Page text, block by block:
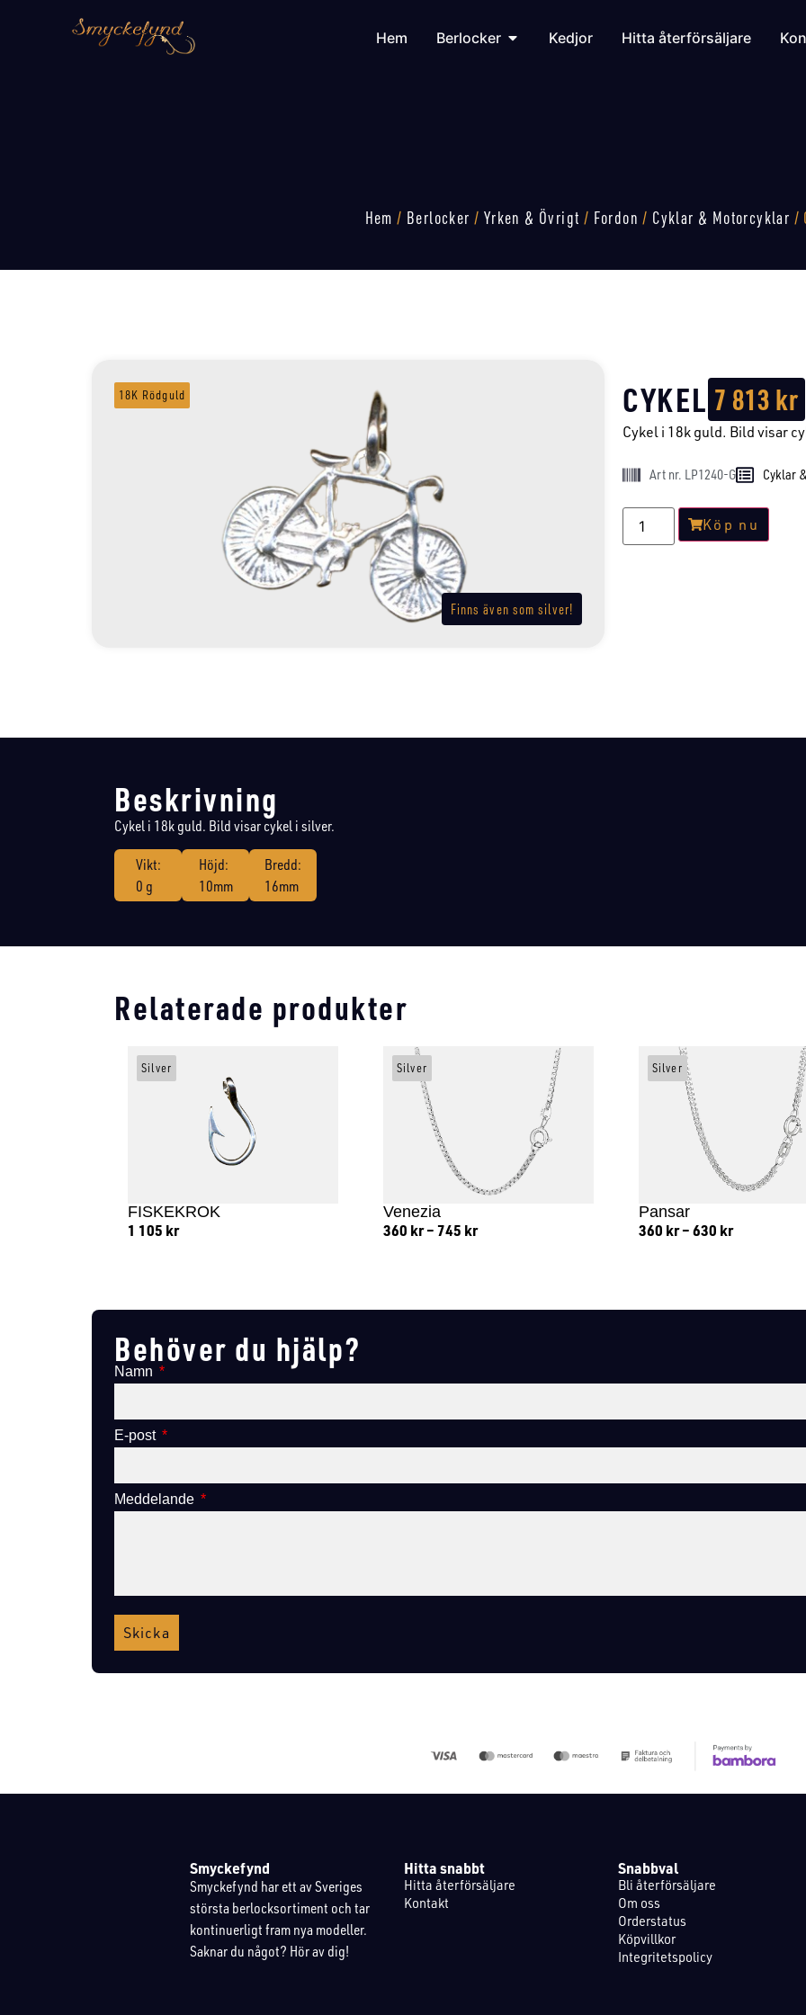
Hem Berlocker Kedjor Hitta återförsäljare
Hem / Berlocker / Yrken & Övrigt / Fordon / Cyklar & Motorcyklar /
Finns även som silver!
18K Rödguld CYKEL 7 813kr
Cykel i 18k guld. Bild visar
Art nr. LP1240-G Cyklar
Köp nu
Beskrivning
Cykel i 18k guld. Bild visar cykel i silver.
Vikt:
0 g
Höjd:
10mm
Bredd:
16mm
Relaterade produkter
FISKEKROK
1 105 kr
Silver
Venezia
360 kr –745 kr
Silver
Pansar
360 kr –630 kr
Silver
Behöver du hjälp?
Namn
E-post
Meddelande
Skicka
Smyckefynd
Smyckefynd har ett av Sveriges
största berlocksortiment och tar
kontinuerligt fram nya modeller.
Saknar du något? Hör av dig!
Hitta snabbt
Hitta återförsäljare
Kontakt
Snabbval
Bli återförsäljare
Om oss
Orderstatus
Köpvillkor
Integritetspolicy